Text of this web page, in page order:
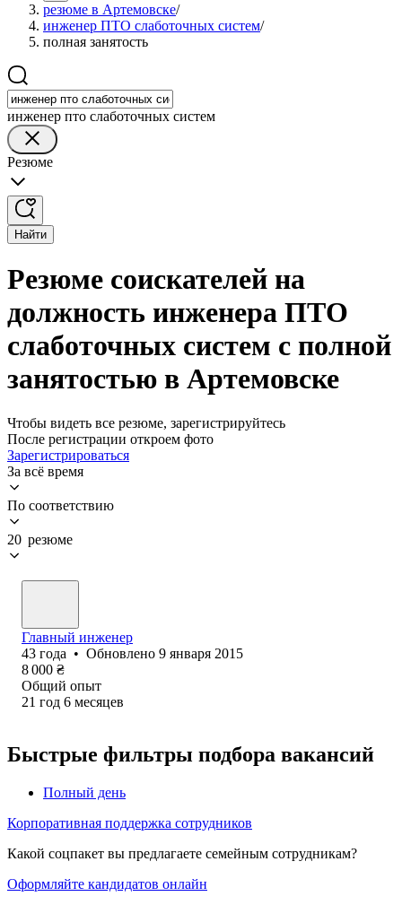
резюме в Артемовске/
инженер ПТО слаботочных систем/
полная занятость
инженер пто слаботочных систем
Резюме
Найти
Резюме соискателей на
должность инженера ПТО
слаботочных систем с полной
занятостью в Артемовске
Чтобы видеть все резюме, зарегистрируйтесь
После регистрации откроем фото
Зарегистрироваться
За всё время
По соответствию
20 резюме
Главный инженер
43 года • Обновлено 9 января 2015
8 000 ₴
Общий опыт
21 год 6 месяцев
Быстрые фильтры подбора вакансий
Полный день
Корпоративная поддержка сотрудников
Какой соцпакет вы предлагаете семейным сотрудникам?
Оформляйте кандидатов онлайн